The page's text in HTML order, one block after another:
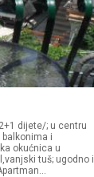
dijete/; u centru
i
okućnica u
tuš; ugodno i